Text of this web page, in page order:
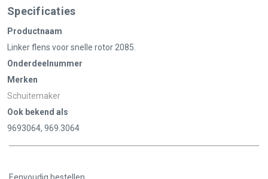
Specificaties
Productnaam
Linker flens voor snelle rotor 2085.
Onderdeelnummer
Merken
Schuitemaker
Ook bekend als
9693064, 969.3064